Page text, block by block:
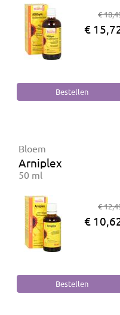
€
€
Bloem
Arniplex
50 ml
€
€